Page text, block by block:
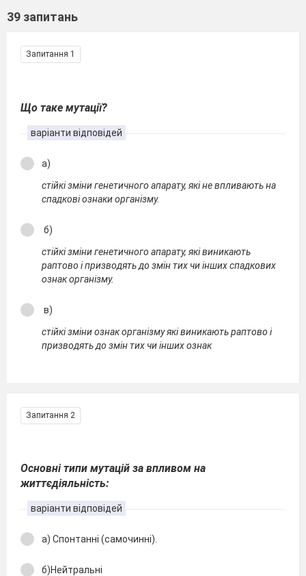
39 запитань
Запитання 1
Що таке мутації?
варіанти відповідей
а)
стійкі зміни генетичного апарату, які не впливають на
спадкові ознаки організму.
б)
стійкі зміни генетичного апарату, які виникають
раптово і призводять до змін тих чи інших спадкових
ознак організму.
в)
стійкі зміни ознак організму які виникають раптово і
призводять до змін тих чи інших ознак
Запитання 2
Основні типи мутацій за впливом на
життєдіяльність:
варіанти відповідей
а) Спонтанні (самочинні).
б)Нейтральні